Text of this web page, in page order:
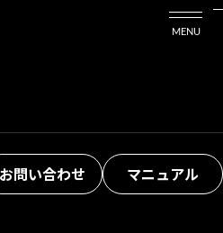
を検討中の方
お問い合わせ マニュアル
MENU
能：拡張SQL
only.